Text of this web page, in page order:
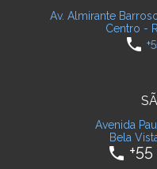
Av. Almirante
Centro -
phone
Avenida
Bela
phone